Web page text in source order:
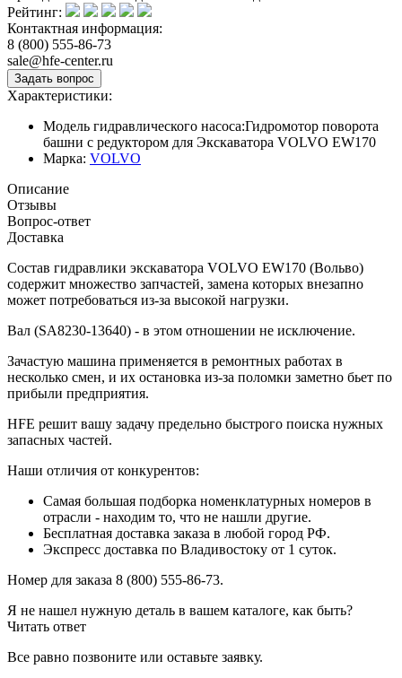
Рейтинг:
Контактная информация:
8 (800) 555-86-73
sale@hfe-center.ru
Характеристики:
Модель гидравлического насоса:Гидромотор поворота
башни с редуктором для Экскаватора VOLVO EW170
Марка: VOLVO
Описание
Отзывы
Вопрос-ответ
Доставка
Состав гидравлики экскаватора VOLVO EW170 (Вольво)
содержит множество запчастей, замена которых внезапно
может потребоваться из-за высокой нагрузки.
Вал (SA8230-13640) - в этом отношении не исключение.
Зачастую машина применяется в ремонтных работах в
несколько смен, и их остановка из-за поломки заметно бьет по
прибыли предприятия.
HFE решит вашу задачу предельно быстрого поиска нужных
запасных частей.
Наши отличия от конкурентов:
Самая большая подборка номенклатурных номеров в
отрасли - находим то, что не нашли другие.
Бесплатная доставка заказа в любой город РФ.
Экспресс доставка по Владивостоку от 1 суток.
Номер для заказа 8 (800) 555-86-73.
Я не нашел нужную деталь в вашем каталоге, как быть?
Читать ответ
Все равно позвоните или оставьте заявку.